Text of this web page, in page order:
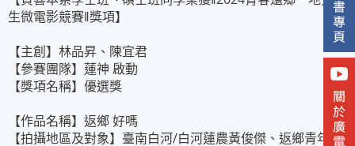
生微電影競賽‖獎項】
【主創】 林品昇 、 陳宜君
【參賽團隊】 蓮神 啟動
【獎項名稱】優選獎
【作品名稱】 返鄉好嗎
【拍攝地區及對象】臺南白河/白河蓮農黃俊傑、返鄉青年蔡